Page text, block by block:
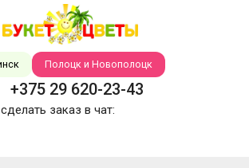
Полоцк и Новополоцк
+375 29 620-23-43
сделать заказ в чат: